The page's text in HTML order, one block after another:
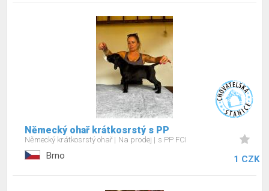
Německý ohař krátkosrstý s PP
Německý krátkosrstý ohař Na prodej s PP FCI
Brno 1 CZK